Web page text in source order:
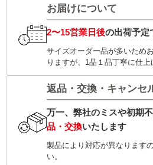
お届けについて
2〜15営業日後の出荷予定
サイズオーダー品が多いため
りますが、1品１品丁寧に仕上
返品・交換・キャンセ
万一、弊社のミスや初期
品・交換いたします
製品により対応が異なります
い。